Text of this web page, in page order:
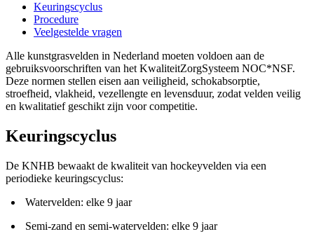
Keuringscyclus
Procedure
Veelgestelde vragen
Alle kunstgrasvelden in Nederland moeten voldoen aan de
gebruiksvoorschriften van het KwaliteitZorgSysteem NOC*NSF.
Deze normen stellen eisen aan veiligheid, schokabsorptie,
stroefheid, vlakheid, vezellengte en levensduur, zodat velden veilig
en kwalitatief geschikt zijn voor competitie.
Keuringscyclus
De KNHB bewaakt de kwaliteit van hockeyvelden via een
periodieke keuringscyclus:
Watervelden: elke 9 jaar
Semi-zand en semi-watervelden: elke 9 jaar